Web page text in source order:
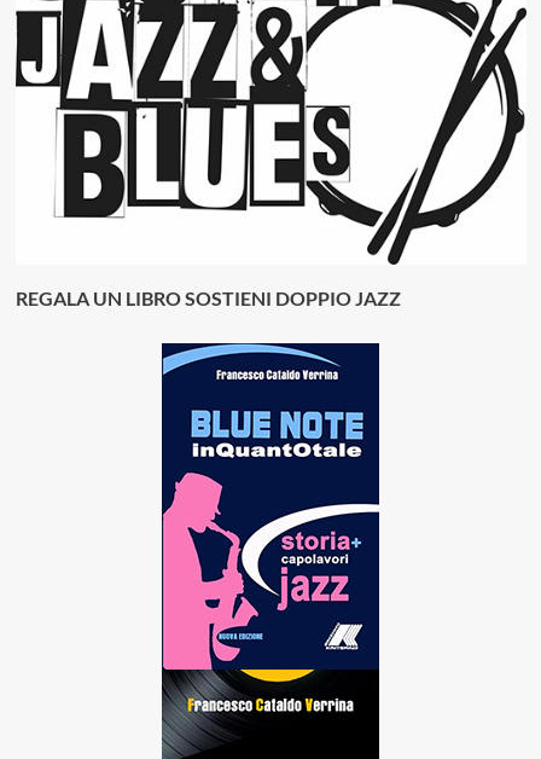
REGALA UN LIBRO SOSTIENI DOPPIO JAZZ